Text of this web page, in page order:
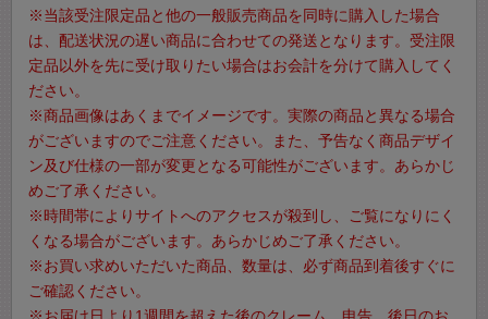
※当該受注限定品と他の一般販売商品を同時に購入した場合
は、配送状況の遅い商品に合わせての発送となります。受注限
定品以外を先に受け取りたい場合はお会計を分けて購入してく
ださい。
※商品画像はあくまでイメージです。実際の商品と異なる場合
がございますのでご注意ください。また、予告なく商品デザイ
ン及び仕様の一部が変更となる可能性がございます。あらかじ
めご了承ください。
※時間帯によりサイトへのアクセスが殺到し、ご覧になりにく
くなる場合がございます。あらかじめご了承ください。
※お買い求めいただいた商品、数量は、必ず商品到着後すぐに
ご確認ください。